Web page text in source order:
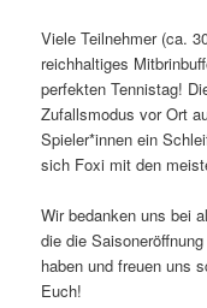
Viele Teilnehmer (ca.
reichhaltiges
perfekten Tennistag!
Zufallsmodus vor Ort
Spieler*innen ein
sich Foxi mit den
Wir bedanken uns bei
die die
haben und freuen uns
Euch!